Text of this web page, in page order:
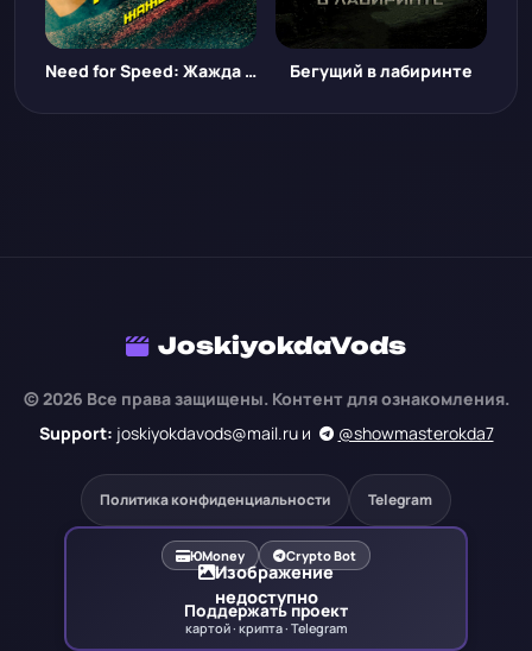
Need for Speed: Жажда скорости Бегущий в лабиринте
JoskiyokdaVods
© 2026 Все права защищены. Контент для ознакомления.
Support: joskiyokdavods@mail.ru и @showmasterokda7
Политика конфиденциальности Telegram
ЮMoney Crypto Bot
Изображение
недоступно
Поддержать проект
картой · крипта · Telegram